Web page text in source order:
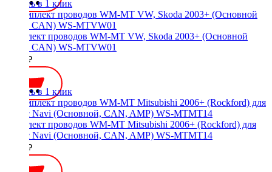
Купить в 1 клик
Комплект проводов WM-MT VW, Skoda 2003+ (Основной
40pin, CAN) WS-MTVW01
3000 ₽
Купить в 1 клик
Комплект проводов WM-MT Mitsubishi 2006+ (Rockford) для
авто с Navi (Основной, CAN, AMP) WS-MTMT14
3500 ₽